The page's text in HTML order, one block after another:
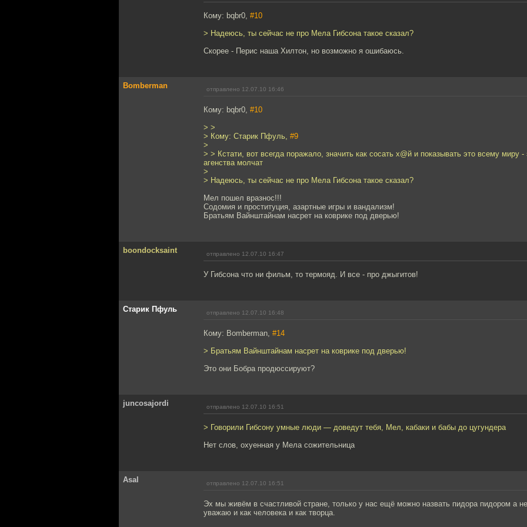
Кому: bqbr0, #10
> Надеюсь, ты сейчас не про Мела Гибсона такое сказал?
Скорее - Перис наша Хилтон, но возможно я ошибаюсь.
Bomberman отправлено 12.07.10 16:46
Кому: bqbr0, #10
> >
> Кому: Старик Пфуль, #9
>
> > Кстати, вот всегда поражало, значить как сосать х@й и показывать это всему миру
агенства молчат
>
> Надеюсь, ты сейчас не про Мела Гибсона такое сказал?
Мел пошел вразнос!!!
Содомия и проституция, азартные игры и вандализм!
Братьям Вайнштайнам насрет на коврике под дверью!
boondocksaint отправлено 12.07.10 16:47
У Гибсона что ни фильм, то термояд. И все - про джыгитов!
Старик Пфуль отправлено 12.07.10 16:48
Кому: Bomberman, #14
> Братьям Вайнштайнам насрет на коврике под дверью!
Это они Бобра продюссируют?
juncosajordi отправлено 12.07.10 16:51
> Говорили Гибсону умные люди — доведут тебя, Мел, кабаки и бабы до цугундера
Нет слов, охуенная у Мела сожительница
Asal отправлено 12.07.10 16:51
Эх мы живём в счастливой стране, только у нас ещё можно назвать пидора пидором а
уважаю и как человека и как творца.